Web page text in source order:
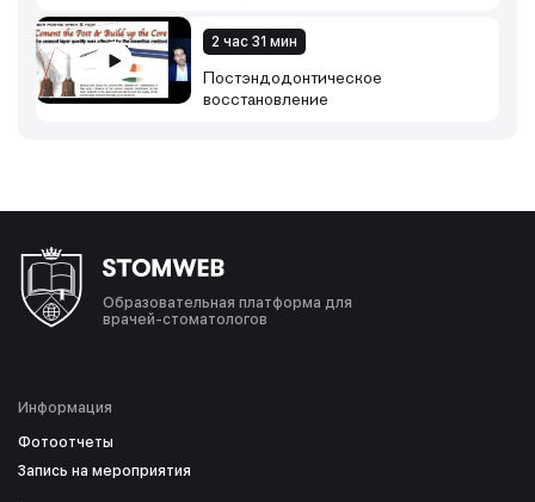
2 час 31 мин
Постэндодонтическое
восстановление
Образовательная платформа для
врачей-стоматологов
Информация
Фотоотчеты
Запись на мероприятия